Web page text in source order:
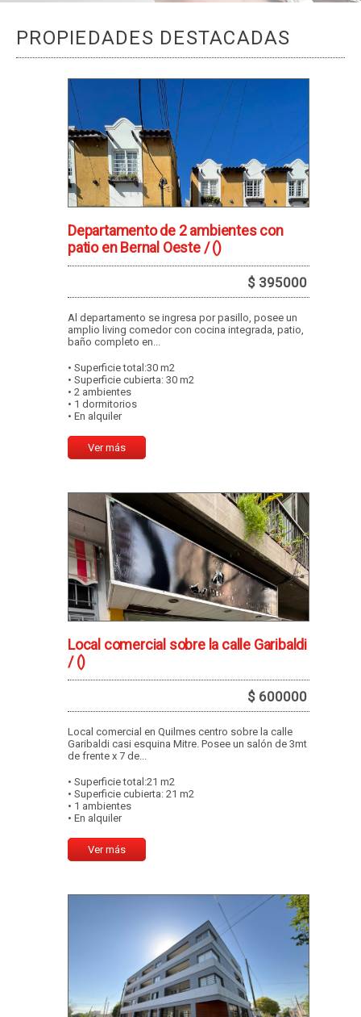
PROPIEDADES DESTACADAS
Departamento de 2 ambientes con
patio en Bernal Oeste /()
$ 395000
Al departamento se ingresa por pasillo, posee un
amplio living comedor con cocina integrada, patio,
baño completo en...
• Superficie total:30 m2
• Superficie cubierta: 30 m2
• 2 ambientes
• 1 dormitorios
• En alquiler
Ver más
Local comercial sobre la calle Garibaldi
/()
$ 600000
Local comercial en Quilmes centro sobre la calle
Garibaldi casi esquina Mitre. Posee un salón de 3mt
de frente x 7 de...
• Superficie total:21 m2
• Superficie cubierta: 21 m2
• 1 ambientes
• En alquiler
Ver más